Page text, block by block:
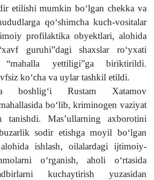
etilishi mumkin bo‘lgan chekka va
qo‘shimcha kuch-vositalar
profilaktika obyektlari, alohida
guruhi”dagi shaxslar ro‘yxati
“mahalla yettiligi”ga biriktirildi.
ko‘cha va uylar tashkil etildi.
boshlig‘i Rustam Xatamov
bo‘lib, kriminogen vaziyat
tanishdi. Mas’ullarning axborotini
sodir etishga moyil bo‘lgan
ishlash, oilalardagi ijtimoiy-
o‘rganish, aholi o‘rtasida
kuchaytirish yuzasidan